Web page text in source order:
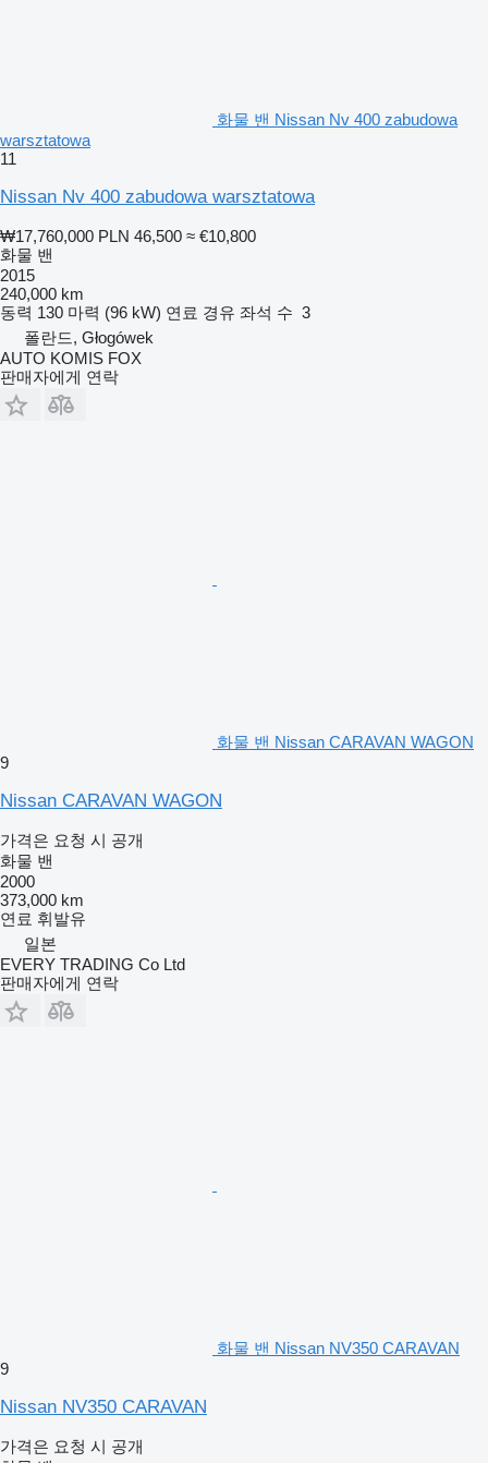
화물 밴 Nissan Nv 400 zabudowa
warsztatowa
11
Nissan Nv 400 zabudowa warsztatowa
₩17,760,000 PLN 46,500 ≈ €10,800
화물 밴
2015
240,000 km
동력 130 마력 (96 kW) 연료 경유 좌석 수 3
폴란드, Głogówek
AUTO KOMIS FOX
판매자에게 연락
화물 밴 Nissan CARAVAN WAGON
9
Nissan CARAVAN WAGON
가격은 요청 시 공개
화물 밴
2000
373,000 km
연료 휘발유
일본
EVERY TRADING Co Ltd
판매자에게 연락
화물 밴 Nissan NV350 CARAVAN
9
Nissan NV350 CARAVAN
가격은 요청 시 공개